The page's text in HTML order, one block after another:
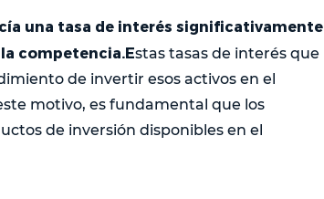
una tasa de interés significativamente
competencia.Estas tasas de interés que
de invertir esos activos en el
motivo, es fundamental que los
de inversión disponibles en el